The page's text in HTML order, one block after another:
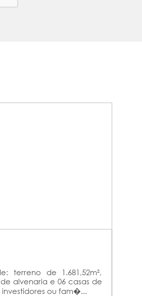
terreno de 1.681,52m²,
alvenaria e 06 casas de
ou fam�...